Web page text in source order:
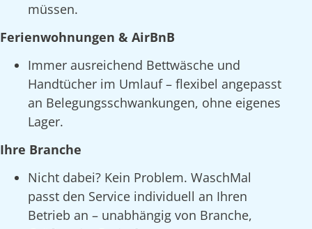
müssen.
Ferienwohnungen & AirBnB
Immer ausreichend Bettwäsche und
Handtücher im Umlauf – flexibel angepasst
an Belegungsschwankungen, ohne eigenes
Lager.
Ihre Branche
Nicht dabei? Kein Problem. WaschMal
passt den Service individuell an Ihren
Betrieb an – unabhängig von Branche,